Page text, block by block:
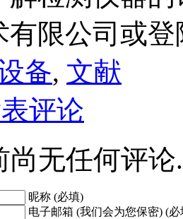
有限公司或
备, 文献
评论
尚无任何评论.
昵称 (必填)
电子邮箱 (我们会为您保密) (必